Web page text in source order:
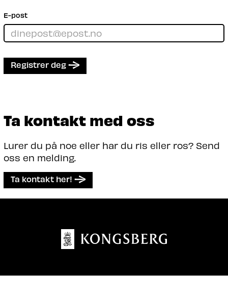
E-post
Registrer deg
Ta kontakt med oss
Lurer du på noe eller har du ris eller ros? Send
oss en melding.
Ta kontakt her!